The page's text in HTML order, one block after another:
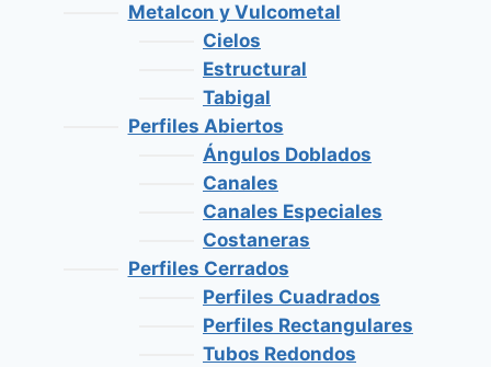
Metalcon y Vulcometal
Cielos
Estructural
Tabigal
Perfiles Abiertos
Ángulos Doblados
Canales
Canales Especiales
Costaneras
Perfiles Cerrados
Perfiles Cuadrados
Perfiles Rectangulares
Tubos Redondos